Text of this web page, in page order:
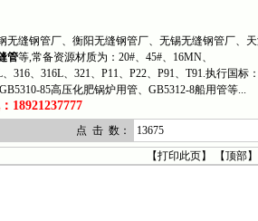
缝钢管厂、衡阳无缝钢管厂、无锡无缝钢管厂、
管等,常备资源材质为：20#、45#、16MN、
、316L、321、P11、P22、P91、T91.执行国标：
85高压化肥锅炉用管、GB5312-8船用管等...
18921237777
点 击 数：
13675
【打印此页】 【顶部